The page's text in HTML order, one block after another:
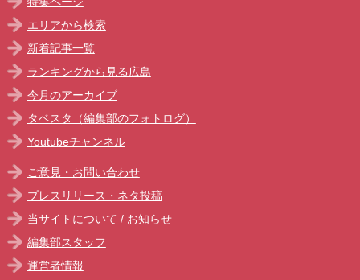
エリアから検索
新着記事一覧
ランキングから見る広島
今月のアーカイブ
タベスタ（編集部のフォトログ）
Youtubeチャンネル
ご意見・お問い合わせ
プレスリリース・ネタ投稿
当サイトについて / お知らせ
編集部スタッフ
運営者情報